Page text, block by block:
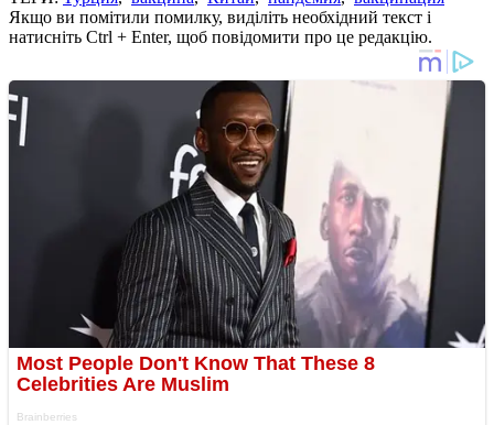
Якщо ви помітили помилку, виділіть необхідний текст і
натисніть Ctrl + Enter, щоб повідомити про це редакцію.